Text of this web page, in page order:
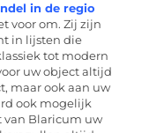
in de regio
voor om. Zij zijn
in lijsten die
tot modern
uw object altijd
maar ook aan uw
ook mogelijk
van Blaricum uw